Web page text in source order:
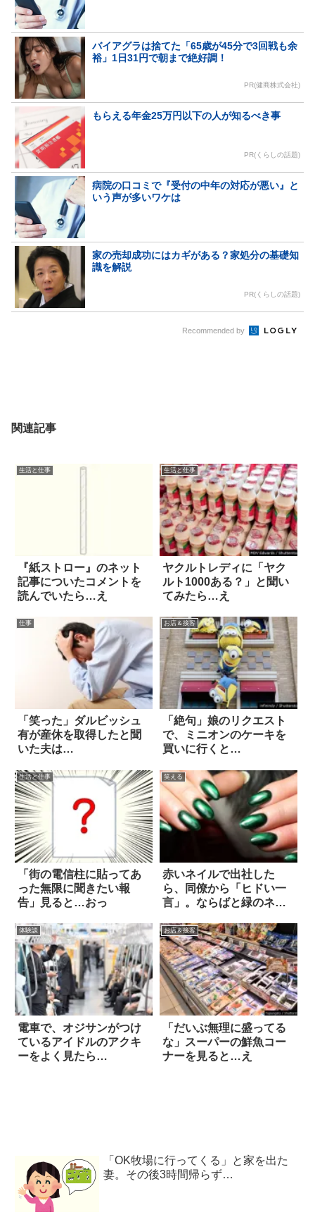
バイアグラは捨てた「65歳が45分で3回戦も余
裕」1日31円で朝まで絶好調！
PR(健商株式会社)
もらえる年金25万円以下の人が知るべき事
PR(くらしの話題)
病院の口コミで『受付の中年の対応が悪い』と
いう声が多いワケは
家の売却成功にはカギがある？家処分の基礎知
識を解説
PR(くらしの話題)
Recommended by
関連記事
生活と仕事
『紙ストロー』のネット
記事についたコメントを
読んでいたら…え
生活と仕事
ヤクルトレディに「ヤク
ルト1000ある？」と聞い
てみたら…え
仕事
「笑った」ダルビッシュ
有が産休を取得したと聞
いた夫は…
お店＆接客
「絶句」娘のリクエスト
で、ミニオンのケーキを
買いに行くと…
生活と仕事
「街の電信柱に貼ってあ
った無限に聞きたい報
告」見ると…おっ
笑える
赤いネイルで出社した
ら、同僚から「ヒドい一
言」。ならばと緑のネイ
体験談
電車で、オジサンがつけ
ているアイドルのアクキ
ーをよく見たら…
お店＆接客
「だいぶ無理に盛ってる
な」スーパーの鮮魚コー
ナーを見ると…え
「OK牧場に行ってくる」と家を出た
妻。その後3時間帰らず…